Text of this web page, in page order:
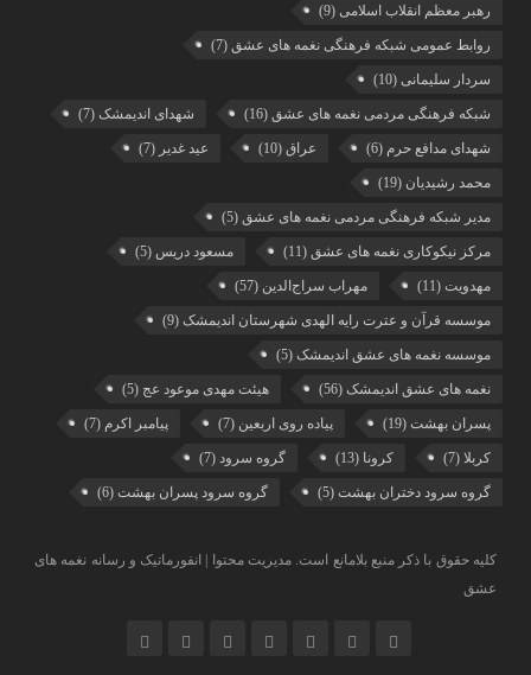
رهبر معظم انقلاب اسلامی (9)
روابط عمومی شبکه فرهنگی نغمه های عشق (7)
سردار سلیمانی (10)
شبکه فرهنگی مردمی نغمه های عشق (16) شهدای اندیمشک (7)
شهدای مدافع حرم (6) عراق (10) عید غدیر (7)
محمد رشیدیان (19)
مدیر شبکه فرهنگی مردمی نغمه های عشق (5)
مرکز نیکوکاری نغمه های عشق (11) مسعود دریس (5)
مهدویت (11) مهراب سراج‌الدین (57)
موسسه قرآن و عترت رایه الهدی شهرستان اندیمشک (9)
موسسه نغمه های عشق اندیمشک (5)
نغمه های عشق اندیمشک (56) هیئت مهدی موعود عج (5)
پسران بهشت (19) پیاده روی اربعین (7) پیامبر اکرم (7)
کربلا (7) کرونا (13) گروه سرود (7)
گروه سرود دختران بهشت (5) گروه سرود پسران بهشت (6)
کلیه حقوق با ذکر منبع بلامانع است. مدیریت محتوا | انفورماتیک و رسانه نغمه های
عشق